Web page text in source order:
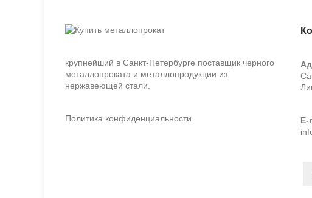
крупнейший в Санкт-Петербурге поставщик черного
металлопроката и металлопродукции из
нержавеющей стали.
Политика конфиденциальности
E-